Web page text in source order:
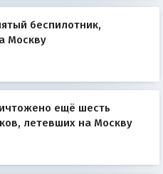
беспилотник,
Москву
ещё шесть
летевших на Москву